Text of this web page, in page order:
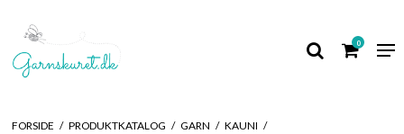
0
FORSIDE / PRODUKTKATALOG / GARN / KAUNI /